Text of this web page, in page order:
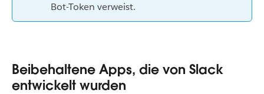
Bot-Token verweist.
Beibehaltene Apps, die von Slack
entwickelt wurden